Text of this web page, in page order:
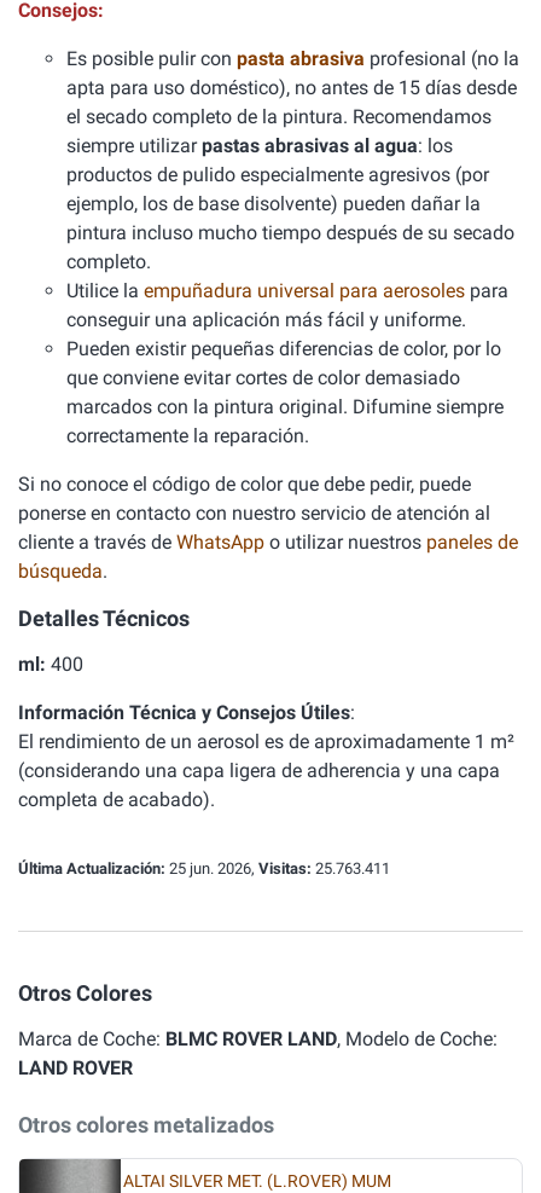
Consejos:
Es posible pulir con pasta abrasiva profesional (no la
apta para uso doméstico), no antes de 15 días desde
el secado completo de la pintura. Recomendamos
siempre utilizarpastas abrasivas al agua: los
productos de pulido especialmente agresivos (por
ejemplo, los de base disolvente) pueden dañar la
pintura incluso mucho tiempo después de su secado
completo.
Utilice la empuñadura universal para aerosoles para
conseguir una aplicación más fácil y uniforme.
Pueden existir pequeñas diferencias de color, por lo
que conviene evitar cortes de color demasiado
marcados con la pintura original. Difumine siempre
correctamente la reparación.
Si no conoce el código de color que debe pedir, puede
ponerse en contacto con nuestro servicio de atención al
cliente a través de WhatsApp o utilizar nuestros paneles de
búsqueda.
Detalles Técnicos
ml: 400
Información Técnica y Consejos Útiles:
El rendimiento de un aerosol es de aproximadamente 1 m²
(considerando una capa ligera de adherencia y una capa
completa de acabado).
Última Actualización: 25 jun. 2026, Visitas: 25.763.411
Otros Colores
Marca de Coche: BLMC ROVER LAND, Modelo de Coche:
LAND ROVER
Otros colores metalizados
ALTAI SILVER MET. (L.ROVER) MUM